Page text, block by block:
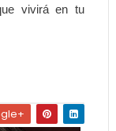
vivirá en tu